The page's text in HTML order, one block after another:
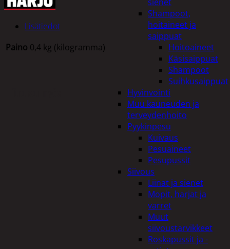
Shampoot,
hoitaineet ja
saippuat
Hoitoaineet
Käsisaippuat
Shampoot
Suihkusaippuat
Hyvinvointi
Muu kauneuden ja
terveydenhoito
Pyykinpesu
Kuivaus
Pesuaineet
Pesupussit
Siivous
Liinat ja sienet
Mopit, harjat ja
varret
Muut
siivoustarvikkeet
Roskapussit ja -
Lisätiedot
Paino 0,4 kg (kilogramma)